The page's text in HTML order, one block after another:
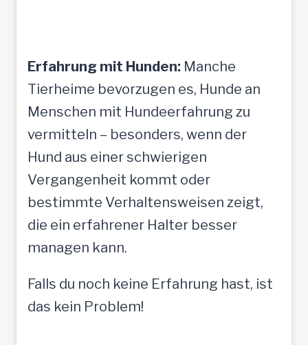
Erfahrung mit Hunden: Manche
Tierheime bevorzugen es, Hunde an
Menschen mit Hundeerfahrung zu
vermitteln – besonders, wenn der
Hund aus einer schwierigen
Vergangenheit kommt oder
bestimmte Verhaltensweisen zeigt,
die ein erfahrener Halter besser
managen kann.
Falls du noch keine Erfahrung hast, ist
das kein Problem!